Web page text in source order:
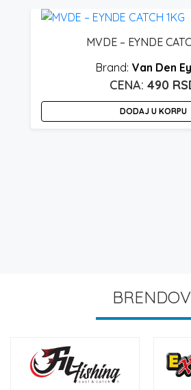
MVDE – EYNDE
Van Den
490
DODAJ U KORPU